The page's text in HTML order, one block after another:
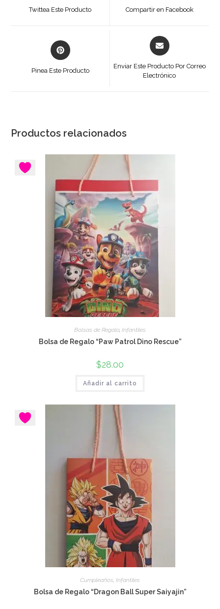
Twittea Este Producto
ventana
Compartir en Facebook
Se
abre
Pinea Este Producto
Se
abre
Enviar Este Producto Por Correo
Electrónico
Productos relacionados
Bolsas de Regalo, Infantiles
Bolsa de Regalo “Paw Patrol Dino Rescue”
$28.00
Añadir al carrito
Cumpleaños, Infantiles
Bolsa de Regalo “Dragon Ball Super Saiyajin”